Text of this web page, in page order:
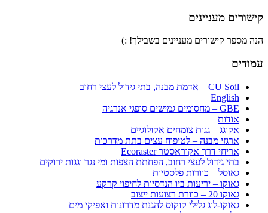
קישורים מעניינים
הנה מספר קישורים מעניינים בשבילך! :)
עמודים
CU Soil – אדמת מבנה, בתי גידול לעצי רחוב
English
GBE – מחסומים גמישים סופגי אנרגיה
אודות
אקוגג – גגות צומחים אקולוגיים
ארגזי מבנה – לטיפוח עצים בתת מדרכות
אריחי דרך אקוראסטר Ecoraster
בתי גידול לעצי רחוב, הפחתת הצפות ומי נגר וגגות ירוקים
גאוסל – כוורות פלסטיות
גאוקו – יריעות ביו הנדסיות לחיפוי קרקע
גאוקו 20 – כוורת רצועות ייצוב
גאוקו-לוג גלילי קוקוס להגנת מדרונות ואפיקי מים